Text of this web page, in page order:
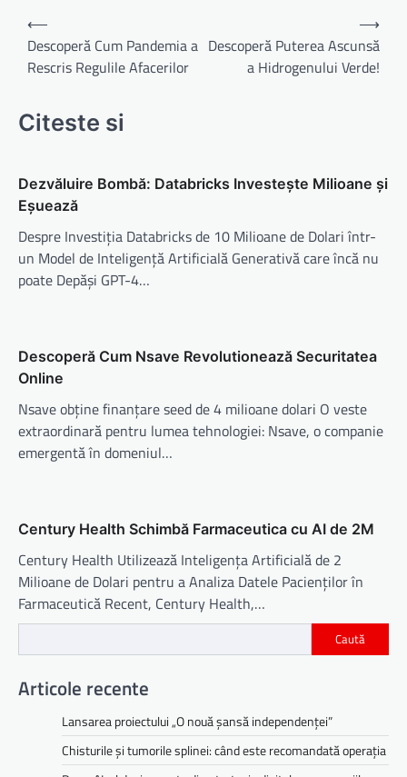
Navigare
în
articole
⟵
Descoperă Cum Pandemia a
Rescris Regulile Afacerilor
Descoperă Puterea Ascunsă
a Hidrogenului Verde!
⟶
Citeste si
Dezvăluire Bombă: Databricks Investește Milioane și
Eșuează
Despre Investiția Databricks de 10 Milioane de Dolari într-
un Model de Inteligență Artificială Generativă care încă nu
poate Depăși GPT-4…
Descoperă Cum Nsave Revolutionează Securitatea
Online
Nsave obține finanțare seed de 4 milioane dolari O veste
extraordinară pentru lumea tehnologiei: Nsave, o companie
emergentă în domeniul…
Century Health Schimbă Farmaceutica cu AI de 2M
Century Health Utilizează Inteligența Artificială de 2
Milioane de Dolari pentru a Analiza Datele Pacienților în
Farmaceutică Recent, Century Health,…
Caută
Articole recente
Lansarea proiectului „O nouă șansă independenței”
Chisturile și tumorile splinei: când este recomandată operația